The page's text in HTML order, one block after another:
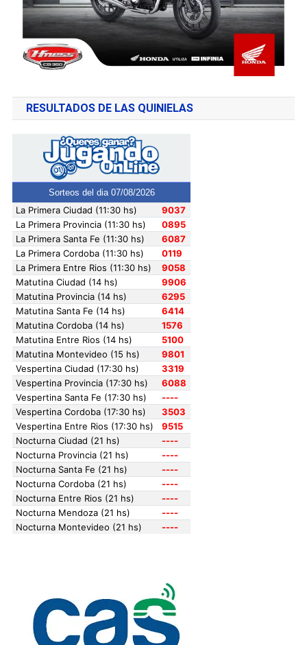
RESULTADOS DE LAS QUINIELAS